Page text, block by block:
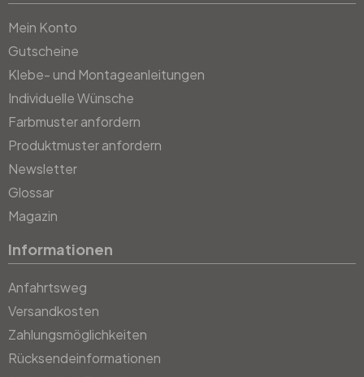
Mein Konto
Gutscheine
Klebe- und Montageanleitungen
Individuelle Wünsche
Farbmuster anfordern
Produktmuster anfordern
Newsletter
Glossar
Magazin
Informationen
Anfahrtsweg
Versandkosten
Zahlungsmöglichkeiten
Rücksendeinformationen